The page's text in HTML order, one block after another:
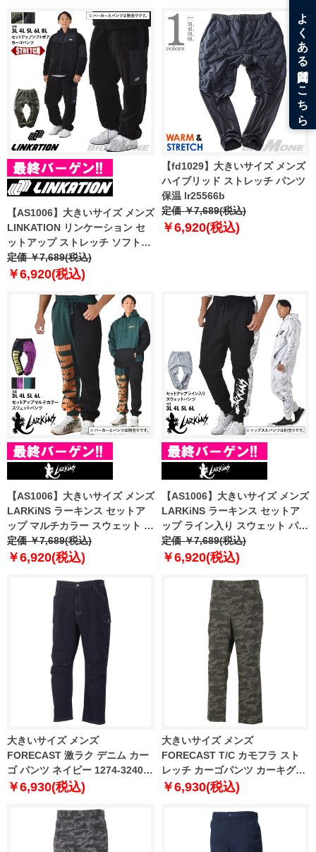
【AS1006】大きいサイズ メンズ
LINKATION リンケーション セ
ットアップ ストレッチ ソフトボ
ア カーゴ パンツ アスレジャー
スポーツウェア lk-swp230403t
定価 ￥7,689(税込)
￥6,920(税込)
【fd1029】大きいサイズ メンズ
ハイブリッド ストレッチ パンツ
保温 lr25566b
定価 ￥7,689(税込)
￥6,920(税込)
【AS1006】大きいサイズ メンズ
LARKiNS ラーキンス セットア
ップ マルチカラー スウェット パ
ンツ ld254-524
定価 ￥7,689(税込)
￥6,920(税込)
【AS1006】大きいサイズ メンズ
LARKiNS ラーキンス セットア
ップ ライン入り スウェット パン
ツ ld255-524
定価 ￥7,689(税込)
￥6,920(税込)
大きいサイズ メンズ
FORECAST 激ラク デニム カー
ゴ パンツ ネイビー 1274-3240-1
120 130 140 150 160
￥6,930(税込)
大きいサイズ メンズ
FORECAST T/C カモフラ スト
レッチ カーゴパンツ カーキグリ
ーン 1274-3241-1 120 130 140
￥6,930(税込)